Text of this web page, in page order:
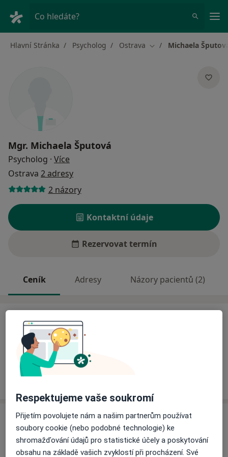
Co hledáte?
Hlavní Stránka Psycholog Ostrava Změna města
Michaela
Mgr. Michaela Šputová
Psycholog · Více
Ostrava 2 adresy
2 názory
Kontaktní údaje
Rezervovat termín
Ceník Adresy Názory pacientů (2)
Ceník
Informace o službách a cenách nejsou k dispozici
Tento specialista ještě nepřidával žádné informace o
svých službách.
Adresy (2)
Adresa 1 Adresa 2
Respektujeme vaše soukromí
Přijetím povolujete nám a našim partnerům používat
soubory cookie (nebo podobné technologie) ke
shromažďování údajů pro statistické účely a poskytování
obsahu na základě vašich zvyklostí při procházení. Své